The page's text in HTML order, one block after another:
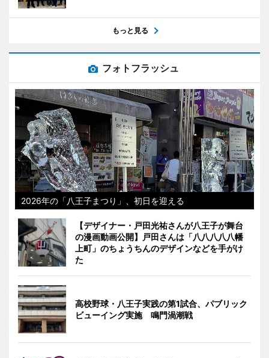
もっと見る
フォトフラッシュ
2026年の「八王子まつり」、初日を迎える
【デザイナー・戸田光祐さんが八王子が舞台
の漫画動画公開】戸田さんは「八八八八八幡
上町」のちょうちんのデザインなどを手がけ
た
高校野球・八王子実践の第1試合、パブリック
ビューイング実施 鳴門渦潮戦